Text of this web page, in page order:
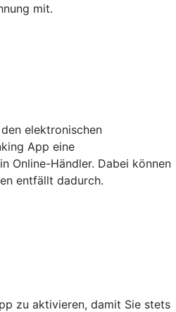
mit.
elektronischen
App eine
Online-Händler. Dabei können
entfällt dadurch.
zu aktivieren, damit Sie stets